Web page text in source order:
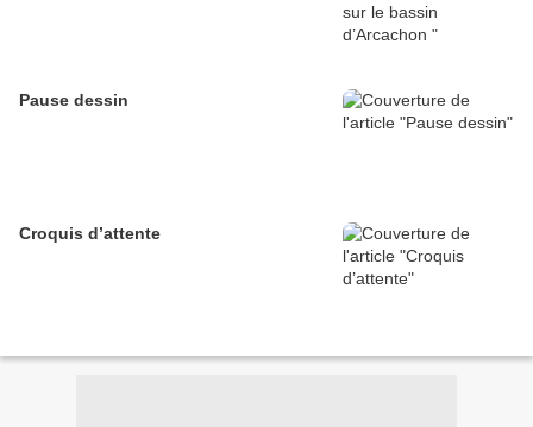
Pause dessin
Croquis d’attente